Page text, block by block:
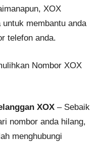
XOX
membantu anda
telefon anda.
Nombor XOX
XOX – Sebaik
nombor anda hilang,
menghubungi